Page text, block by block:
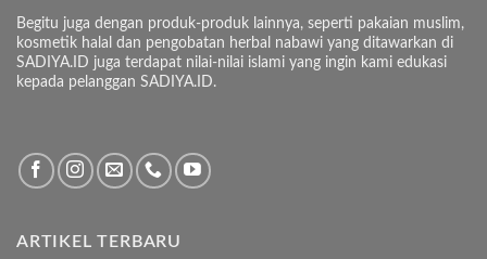
Begitu juga dengan produk-produk lainnya, seperti pakaian muslim,
kosmetik halal dan pengobatan herbal nabawi yang ditawarkan di
SADIYA.ID juga terdapat nilai-nilai islami yang ingin kami edukasi
kepada pelanggan SADIYA.ID.
ARTIKEL TERBARU